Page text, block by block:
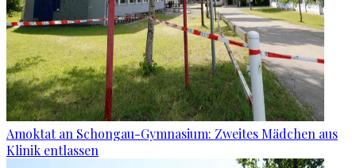
Amoktat an Schongau-Gymnasium: Zweites Mädchen aus
Klinik entlassen